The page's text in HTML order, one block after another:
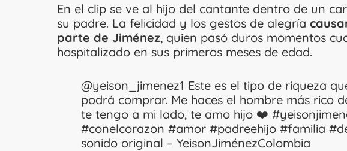
En el clip se ve al hijo del cantante dentro de un
su padre. La felicidad y los gestos de alegría
parte de Jiménez, quien pasó duros momentos
hospitalizado en sus primeros meses de edad.
@yeison_jimenez1 Este es el tipo de riqueza
podrá comprar. Me haces el hombre más rico
te tengo a mi lado, te amo hijo ❤️
#conelcorazon #amor #padreehijo #familia
sonido original – YeisonJiménezColombia